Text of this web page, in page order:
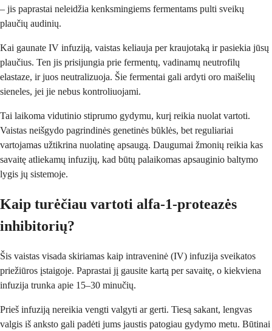
– jis paprastai neleidžia kenksmingiems fermentams pulti sveikų
plaučių audinių.
Kai gaunate IV infuziją, vaistas keliauja per kraujotaką ir pasiekia jūsų
plaučius. Ten jis prisijungia prie fermentų, vadinamų neutrofilų
elastaze, ir juos neutralizuoja. Šie fermentai gali ardyti oro maišelių
sieneles, jei jie nebus kontroliuojami.
Tai laikoma vidutinio stiprumo gydymu, kurį reikia nuolat vartoti.
Vaistas neišgydo pagrindinės genetinės būklės, bet reguliariai
vartojamas užtikrina nuolatinę apsaugą. Daugumai žmonių reikia kas
savaitę atliekamų infuzijų, kad būtų palaikomas apsauginio baltymo
lygis jų sistemoje.
Kaip turėčiau vartoti alfa-1-proteazės
inhibitorių?
Šis vaistas visada skiriamas kaip intraveninė (IV) infuzija sveikatos
priežiūros įstaigoje. Paprastai jį gausite kartą per savaitę, o kiekviena
infuzija trunka apie 15–30 minučių.
Prieš infuziją nereikia vengti valgyti ar gerti. Tiesą sakant, lengvas
valgis iš anksto gali padėti jums jaustis patogiau gydymo metu. Būtinai